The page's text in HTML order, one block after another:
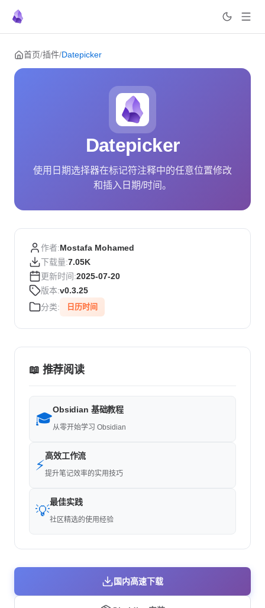
Skip to content
首页/插件/Datepicker
Datepicker
使用日期选择器在标记符注释中的任意位置修改
和插入日期/时间。
作者:Mostafa Mohamed
下载量:7.05K
更新时间:2025-07-20
版本:v0.3.25
分类:
日历时间
📖 推荐阅读
🎓
Obsidian 基础教程
从零开始学习 Obsidian
⚡
高效工作流
提升笔记效率的实用技巧
💡
最佳实践
社区精选的使用经验
国内高速下载